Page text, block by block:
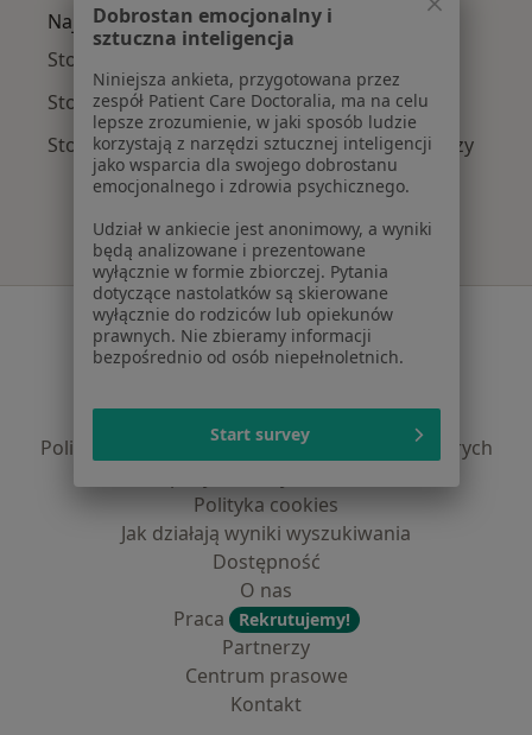
Najpopularniejsze ubezpieczenia
Stomatolodzy z Allianz w Bydgoszczy
Stomatolodzy z PZU Zdrowie w Bydgoszczy
Stomatolodzy z SKOK Asekuracja w Bydgoszczy
Serwis
Regulamin
Polityka prywatności dla profesjonalistów, których
Polityka cookies
Jak działają wyniki wyszukiwania
Dostępność
O nas
Praca
Rekrutujemy!
Partnerzy
Centrum prasowe
Kontakt
Dobrostan emocjonalny i
sztuczna inteligencja
Niniejsza ankieta, przygotowana przez
zespół Patient Care Doctoralia, ma na celu
lepsze zrozumienie, w jaki sposób ludzie
korzystają z narzędzi sztucznej inteligencji
jako wsparcia dla swojego dobrostanu
emocjonalnego i zdrowia psychicznego.
Udział w ankiecie jest anonimowy, a wyniki
będą analizowane i prezentowane
wyłącznie w formie zbiorczej. Pytania
dotyczące nastolatków są skierowane
wyłącznie do rodziców lub opiekunów
prawnych. Nie zbieramy informacji
bezpośrednio od osób niepełnoletnich.
Start survey